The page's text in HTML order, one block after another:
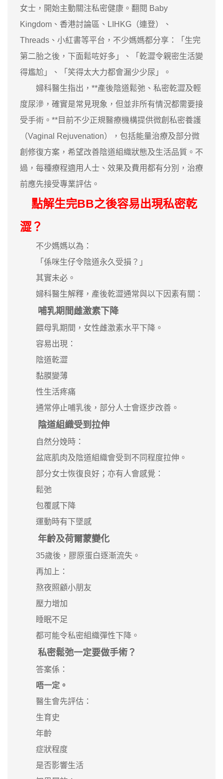
女士，開始主動關注私密健康。翻閱 Baby
Kingdom、香港討論區、LIHKG（連登）、
Threads、小紅書等平台，不少媽媽都分享：「生完
第二胎之後，下面鬆咗好多」、「乾澀令親密生活變
得尷尬」、「笑得太大力都會漏少少尿」。
婦科醫生指出，**產後陰道鬆弛、私密乾澀及輕
度尿滲，確實是常見現象，但並非所有情況都需要接
受手術。**目前不少正規醫療機構提供微創私密養護
（Vaginal Rejuvenation），包括能量治療及部分微
創修復方案，希望改善陰道組織狀態及生活品質。不
過，每種療程適用人士、效果及費用都有分別，治療
前應先接受專業評估。
點解生完BB之後容易出現私密乾
澀？
不少媽媽以為：
「係咪生仔令陰道永久受損？」
其實未必。
婦科醫生解釋，產後乾澀通常與以下因素有關：
哺乳期間雌激素下降
餵母乳期間，女性雌激素水平下降。
容易出現：
陰道乾澀
黏膜變薄
性生活疼痛
通常停止哺乳後，部分人士會逐步改善。
陰道組織受到拉伸
自然分娩時：
盆底肌肉及陰道組織會受到不同程度拉伸。
部分女士恢復良好；亦有人會感覺：
鬆弛
包覆感下降
運動時有下墜感
年齡及荷爾蒙變化
35歲後，膠原蛋白逐漸流失。
再加上：
熬夜照顧小朋友
壓力增加
睡眠不足
都可能令私密組織彈性下降。
私密鬆弛一定要做手術？
答案係：
唔一定。
醫生會先評估：
生育史
年齡
症狀程度
是否影響生活